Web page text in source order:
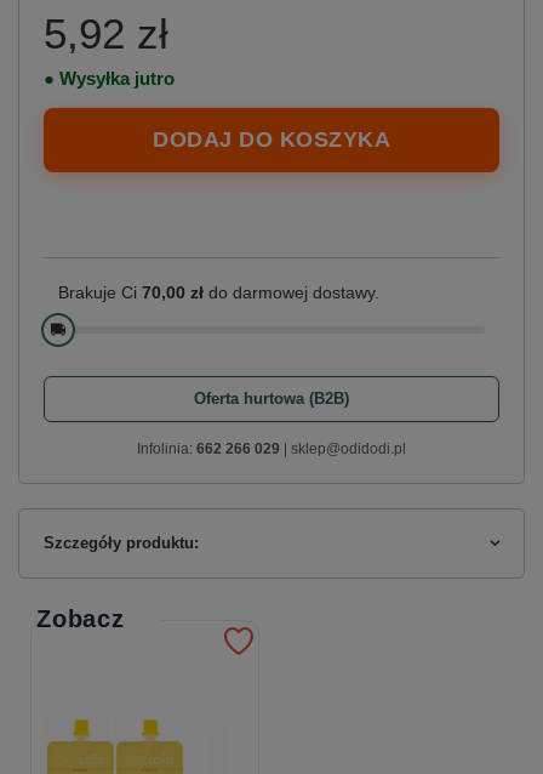
5,92 zł
● Wysyłka jutro
DODAJ DO KOSZYKA
Brakuje Ci 70,00 zł do darmowej dostawy.
🚚
Oferta hurtowa (B2B)
Infolinia: 662 266 029 | sklep@odidodi.pl
Szczegóły produktu:
Zobacz